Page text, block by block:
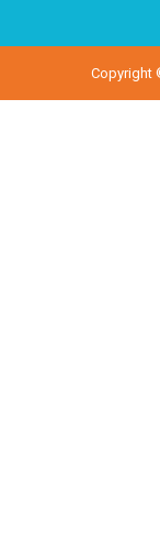
Copyright